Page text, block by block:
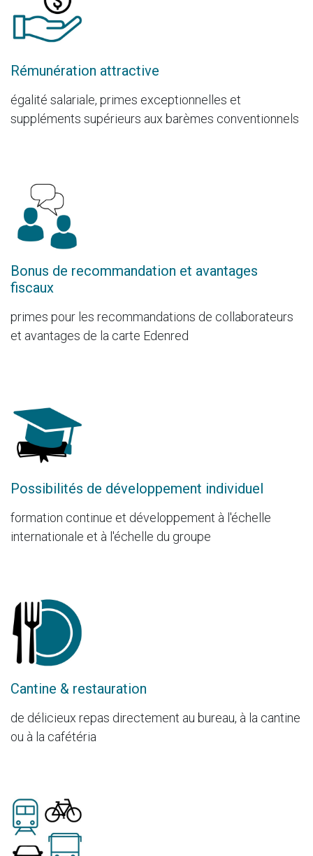
Rémunération attractive
égalité salariale, primes exceptionnelles et
suppléments supérieurs aux barèmes conventionnels
Bonus de recommandation et avantages
fiscaux
primes pour les recommandations de collaborateurs
et avantages de la carte Edenred
Possibilités de développement individuel
formation continue et développement à l'échelle
internationale et à l'échelle du groupe
Cantine & restauration
de délicieux repas directement au bureau, à la cantine
ou à la cafétéria